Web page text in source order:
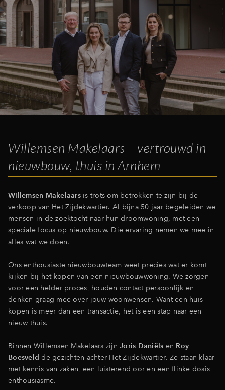
Willemsen Makelaars – vertrouwd in
nieuwbouw, thuis in Arnhem
Willemsen Makelaarsis trots om betrokken te zijn bij de
verkoop van Het Zijdekwartier. Al bijna 50 jaar begeleiden we
mensen in de zoektocht naar hun droomwoning, met een
speciale focus op nieuwbouw. Die ervaring nemen we mee in
alles wat we doen.
Ons enthousiaste nieuwbouwteam weet precies wat er komt
kijken bij het kopen van een nieuwbouwwoning. We zorgen
voor een helder proces, houden contact persoonlijk en
denken graag mee over jouw woonwensen. Want een huis
kopen is meer dan een transactie, het is een stap naar een
nieuw thuis.
Binnen Willemsen Makelaars zijn Joris Daniëls en Roy
Boesveld de gezichten achter Het Zijdekwartier. Ze staan klaar
met kennis van zaken, een luisterend oor en een flinke dosis
enthousiasme.